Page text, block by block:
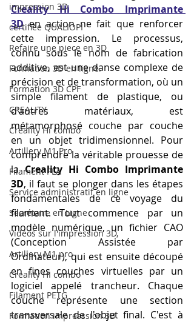
impression 3D
certifiée QUALIOPI
Refaire une piece en 3D
Formation 3D en ligne.
Formation 3D CPF
CREALITY,
Creality Hi combo
Artillery M1 Pro
Filament PLA
Service administratif en ligne
Secrétaire en Ligne
Vidéos sur l'impression 3D,
Artillery M1 pro
Creality HI combo
Filament PETG
Formation impresssion 3D
Creality Hi Combo Imprimante
3D en action ne fait que renforcer
cette impression. Le processus,
connu sous le nom de fabrication
additive, est une danse complexe de
précision et de transformation, où un
simple filament de plastique, ou
d'autres matériaux, est
métamorphosé couche par couche
en un objet tridimensionnel. Pour
comprendre la véritable prouesse de
la Creality Hi Combo Imprimante
3D, il faut se plonger dans les étapes
fondamentales de ce voyage du
filament. Tout commence par un
modèle numérique, un fichier CAO
(Conception Assistée par
Ordinateur), qui est ensuite découpé
en fines couches virtuelles par un
logiciel appelé trancheur. Chaque
couche représente une section
transversale de l'objet final. C'est à